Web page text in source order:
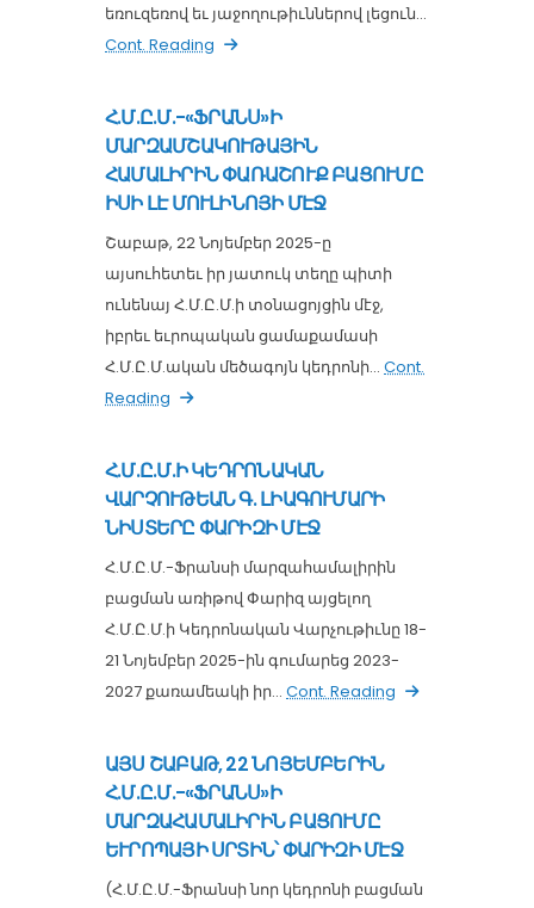
եռուզեռով եւ յաջողութիւններով լեցուն...
Cont. Reading
Հ.Մ.Ը.Մ.-«ՖՐԱՆՍ»Ի
ՄԱՐԶԱՄՇԱԿՈՒԹԱՅԻՆ
ՀԱՄԱԼԻՐԻՆ ՓԱՌԱՇՈՒՔ ԲԱՑՈՒՄԸ
ԻՍԻ ԼԷ ՄՈՒԼԻՆՈՅԻ ՄԷՋ
Շաբաթ, 22 Նոյեմբեր 2025-ը
այսուհետեւ իր յատուկ տեղը պիտի
ունենայ Հ.Մ.Ը.Մ.ի տօնացոյցին մէջ,
իբրեւ եւրոպական ցամաքամասի
Հ.Մ.Ը.Մ.ական մեծագոյն կեդրոնի... Cont.
Reading
Հ.Մ.Ը.Մ.Ի ԿԵԴՐՈՆԱԿԱՆ
ՎԱՐՉՈՒԹԵԱՆ Գ. ԼԻԱԳՈՒՄԱՐԻ
ՆԻՍՏԵՐԸ ՓԱՐԻԶԻ ՄԷՋ
Հ.Մ.Ը.Մ.-Ֆրանսի մարզահամալիրին
բացման առիթով Փարիզ այցելող
Հ.Մ.Ը.Մ.ի Կեդրոնական Վարչութիւնը 18-
21 Նոյեմբեր 2025-ին գումարեց 2023-
2027 քառամեակի իր... Cont. Reading
ԱՅՍ ՇԱԲԱԹ, 22 ՆՈՅԵՄԲԵՐԻՆ
Հ.Մ.Ը.Մ.-«ՖՐԱՆՍ»Ի
ՄԱՐԶԱՀԱՄԱԼԻՐԻՆ ԲԱՑՈՒՄԸ
ԵՒՐՈՊԱՅԻ ՍՐՏԻՆ՝ ՓԱՐԻԶԻ ՄԷՋ
(Հ.Մ.Ը.Մ.-Ֆրանսի նոր կեդրոնի բացման